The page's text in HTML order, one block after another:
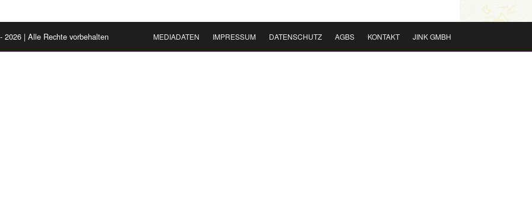
2026 | Alle Rechte vorbehalten MEDIADATEN IMPRESSUM DATENSCHUTZ AGBS KONTAKT JINK GMBH